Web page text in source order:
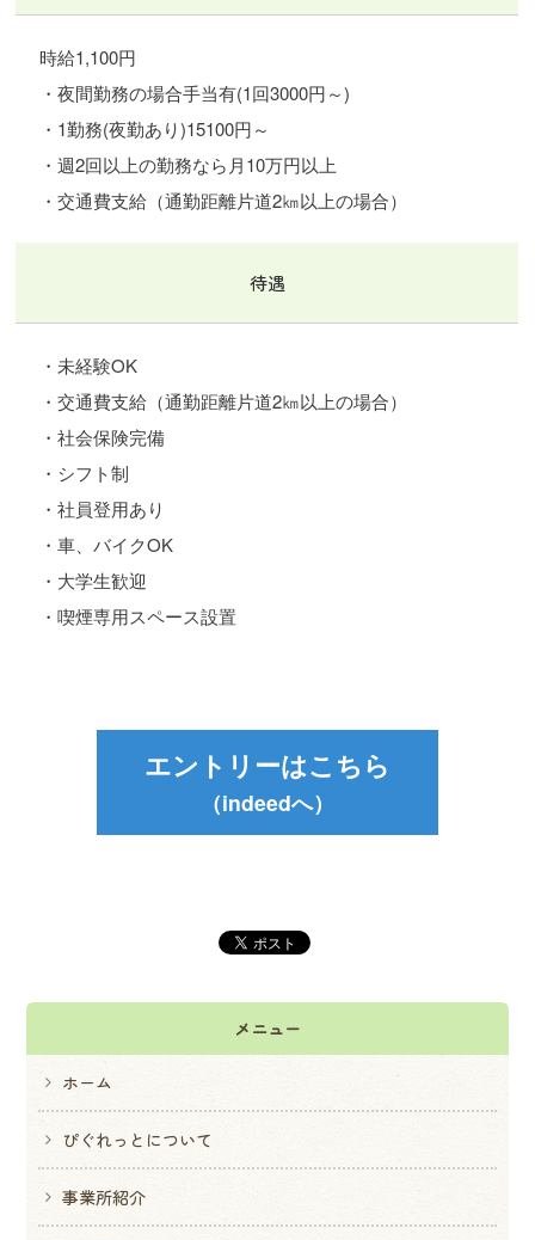
時給1,100円
・夜間勤務の場合手当有(1回3000円～)
・1勤務(夜勤あり)15100円～
・週2回以上の勤務なら月10万円以上
・交通費支給（通勤距離片道2㎞以上の場合）
待遇
・未経験OK
・交通費支給（通勤距離片道2㎞以上の場合）
・社会保険完備
・シフト制
・社員登用あり
・車、バイクOK
・大学生歓迎
・喫煙専用スペース設置
エントリーはこちら
（indeedへ）
メニュー
ホーム
ぴぐれっとについて
事業所紹介